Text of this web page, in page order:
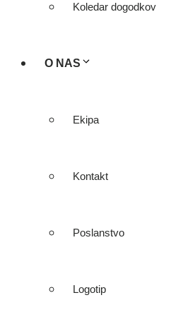
Koledar dogodkov
O NAS
Ekipa
Kontakt
Poslanstvo
Logotip